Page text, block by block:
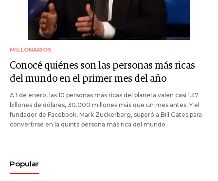
MILLONARIOS
Conocé quiénes son las personas más ricas
del mundo en el primer mes del año
A 1 de enero, las 10 personas más ricas del planeta valen casi 1.47
billones de dólares, 30.000 millones más que un mes antes. Y el
fundador de Facebook, Mark Zuckerberg, superó a Bill Gates para
convertirse en la quinta persona más rica del mundo.
Popular